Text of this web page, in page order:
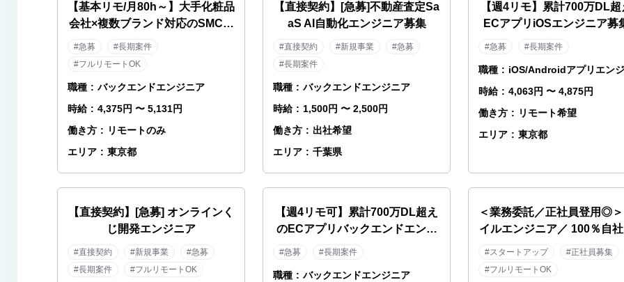
【基本リモ/月80h～】大手化粧品
会社×複数ブランド対応のSMCエ
ンジニア
#急募
#長期案件
#フルリモートOK
職種 : バックエンドエンジニア
時給 : 4,375円 〜 5,131円
働き方 : リモートのみ
エリア : 東京都
【直接契約】[急募]不動産査定Sa
aS AI自動化エンジニア募集
#直接契約 #新規事業
#急募
#長期案件
職種 : バックエンドエンジニア
時給 : 1,500円 〜 2,500円
働き方 : 出社希望
エリア : 千葉県
【週4リモ】累計700万DL
ECアプリiOSエンジニア募
#急募 #長期案件
職種 : iOS/Androidアプリエン
時給 : 4,063円 〜 4,875円
働き方 : リモート希望
エリア : 東京都
【直接契約】[急募] オンラインく
じ開発エンジニア
#直接契約 #新規事業
#急募
#長期案件
#フルリモートOK
【週4リモ可】累計700万DL超え
のECアプリバックエンドエンジ
ニア募集！
#急募 #長期案件
職種 : バックエンドエンジニア
＜業務委託／正社員登用◎
イルエンジニア／ 100％自
◆スポーツ×AI◆野球テック
#スタートアップ
#正社員募集
#フルリモートOK